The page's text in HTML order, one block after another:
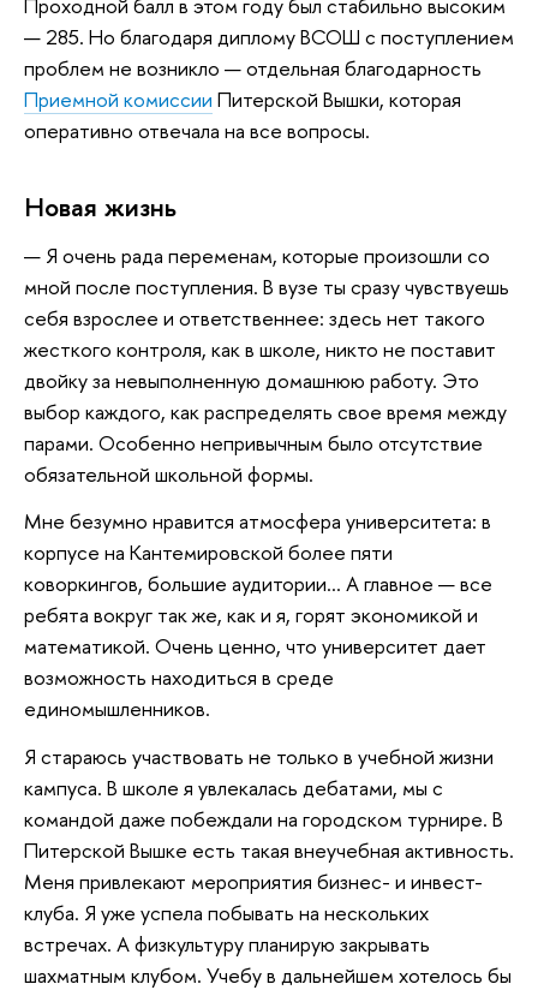
— 285. Но благодаря диплому ВСОШ с поступлением
проблем не возникло — отдельная благодарность
Приемной комиссии Питерской Вышки, которая
оперативно отвечала на все вопросы.
Новая жизнь
— Я очень рада переменам, которые произошли со
мной после поступления. В вузе ты сразу чувствуешь
себя взрослее и ответственнее: здесь нет такого
жесткого контроля, как в школе, никто не поставит
двойку за невыполненную домашнюю работу. Это
выбор каждого, как распределять свое время между
парами. Особенно непривычным было отсутствие
обязательной школьной формы.
Мне безумно нравится атмосфера университета: в
корпусе на Кантемировской более пяти
коворкингов, большие аудитории... А главное — все
ребята вокруг так же, как и я, горят экономикой и
математикой. Очень ценно, что университет дает
возможность находиться в среде
единомышленников.
Я стараюсь участвовать не только в учебной жизни
кампуса. В школе я увлекалась дебатами, мы с
командой даже побеждали на городском турнире. В
Питерской Вышке есть такая внеучебная активность.
Меня привлекают мероприятия бизнес- и инвест-
клуба. Я уже успела побывать на нескольких
встречах. А физкультуру планирую закрывать
шахматным клубом. Учебу в дальнейшем хотелось бы